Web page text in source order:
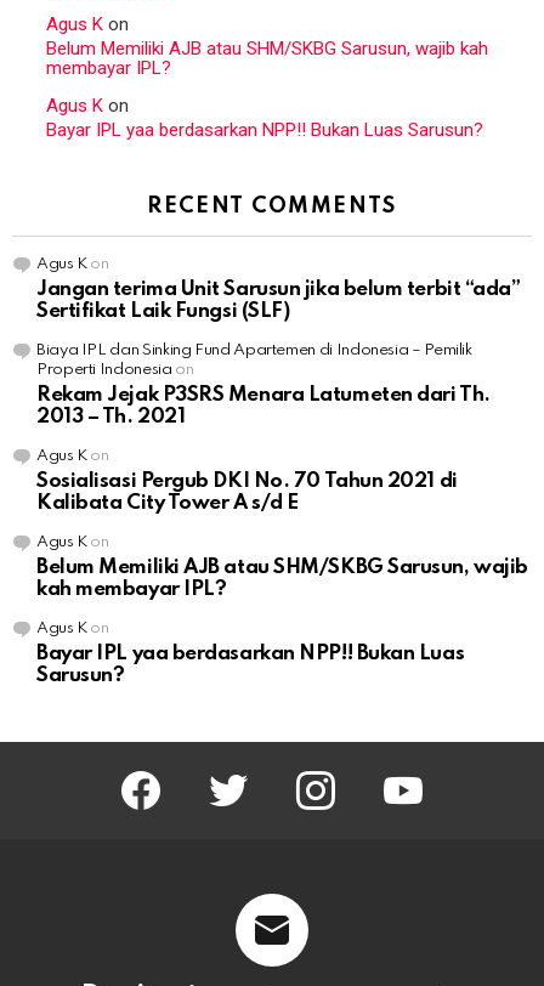
Agus K on
Belum Memiliki AJB atau SHM/SKBG Sarusun, wajib kah
membayar IPL?
Agus K on
Bayar IPL yaa berdasarkan NPP!! Bukan Luas Sarusun?
RECENT COMMENTS
Agus Kon
Jangan terima Unit Sarusun jika belum terbit “ada”
Sertifikat Laik Fungsi (SLF)
Biaya IPL dan Sinking Fund Apartemen di Indonesia – Pemilik
Properti Indonesia on
Rekam Jejak P3SRS Menara Latumeten dari Th.
2013 – Th. 2021
Agus Kon
Sosialisasi Pergub DKI No. 70 Tahun 2021 di
Kalibata City Tower A s/d E
Agus Kon
Belum Memiliki AJB atau SHM/SKBG Sarusun, wajib
kah membayar IPL?
Agus Kon
Bayar IPL yaa berdasarkan NPP!! Bukan Luas
Sarusun?
facebook twitter instagram youtube